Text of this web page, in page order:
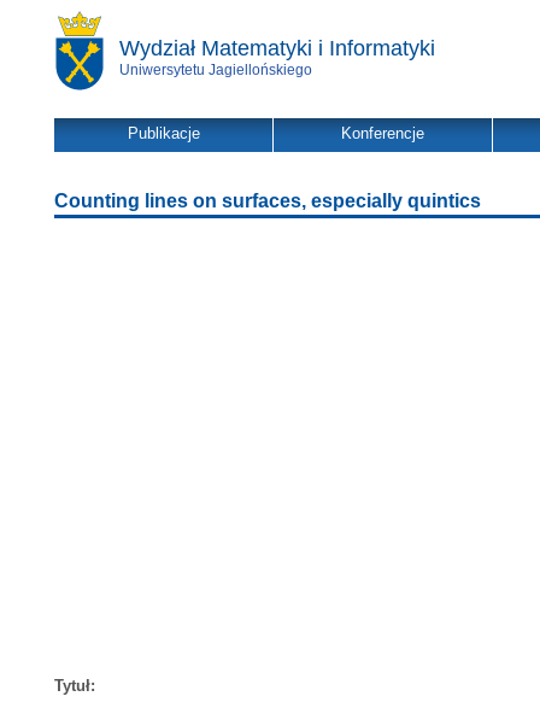
Wydział Matematyki i Informatyki
Uniwersytetu Jagiellońskiego
Publikacje Konferencje
Counting lines on surfaces, especially quintics
Tytuł: